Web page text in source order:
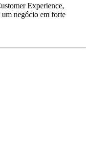
Experience,
negócio em forte